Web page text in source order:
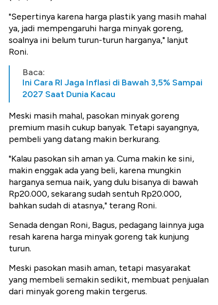
"Sepertinya karena harga plastik yang masih mahal
ya, jadi mempengaruhi harga minyak goreng,
soalnya ini belum turun-turun harganya," lanjut
Roni.
Baca:
Ini Cara RI Jaga Inflasi di Bawah 3,5% Sampai
2027 Saat Dunia Kacau
Meski masih mahal, pasokan minyak goreng
premium masih cukup banyak. Tetapi sayangnya,
pembeli yang datang makin berkurang.
"Kalau pasokan sih aman ya. Cuma makin ke sini,
makin enggak ada yang beli, karena mungkin
harganya semua naik, yang dulu bisanya di bawah
Rp20.000, sekarang sudah sentuh Rp20.000,
bahkan sudah di atasnya," terang Roni.
Senada dengan Roni, Bagus, pedagang lainnya juga
resah karena harga minyak goreng tak kunjung
turun.
Meski pasokan masih aman, tetapi masyarakat
yang membeli semakin sedikit, membuat penjualan
dari minyak goreng makin tergerus.